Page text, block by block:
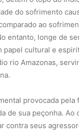
do sofrimento
ao
entanto, longe de
papel cultural e
rio Amazonas,
provocada
de sua peçonha.
contra seus